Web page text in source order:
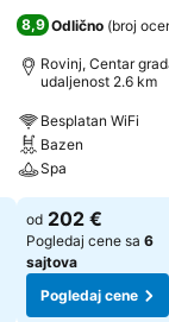
8,9 Odlično (broj
Rovinj, Centar
udaljenost 2.6 km
Besplatan WiFi
Bazen
Spa
od 202 €
Pogledaj cene sa 6
sajtova
Pogledaj cene